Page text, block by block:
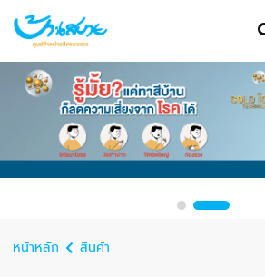
หน้าหลัก สินค้า